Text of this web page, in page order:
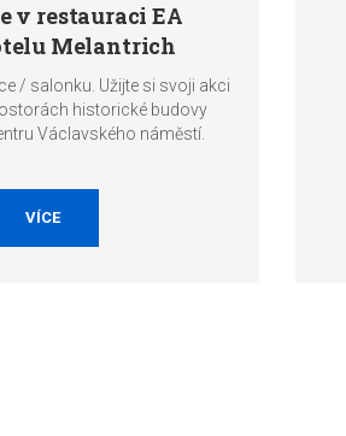
v restauraci EA
Melantrich
/ salonku. Užijte si svoji akci
historické budovy
Václavského náměstí.
VÍCE